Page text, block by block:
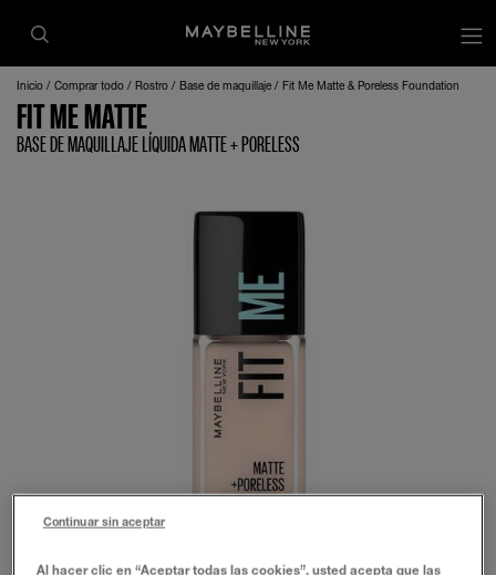
Inicio Comprar todo Rostro Base de maquillaje Fit Me Matte & Poreless Foundation
FIT ME MATTE
BASE DE MAQUILLAJE LÍQUIDA MATTE + PORELESS
Al hacer clic en “Aceptar todas las cookies”, usted acepta que las
Continuar sin aceptar